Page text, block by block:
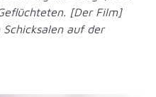
[Der Film]
auf der